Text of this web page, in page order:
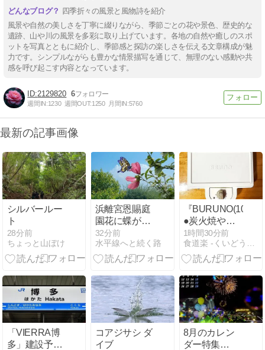
四季折々の風景と風物詩を紹介
風景や自然の美しさを丁寧に綴りながら、季節ごとの花や景色、歴史的な
遺跡、山や川の風景を多彩に取り上げています。各地の自然や癒しのスポ
ットを写真とともに紹介し、季節感と探訪の楽しさを伝える文章構成が魅
力です。シンプルながらも豊かな情景描写を通じて、無理のない感動や共
感を呼び起こす内容となっています。
2129820 6
週間IN:1230 週間OUT:1250 月間IN:5760
最新の記事画像
シルバールー
ト
28分前
ちょっと山ぼけ
浜離宮恩賜庭
園花に蝶が止
まってた撮り
損ねの画像を
加工してみま
32分前
水平線へと続く路
『BURUNO(10)』
●炭火焼やき
とりhs
1時間30分前
食道楽 -くいどうらく-
「VIERRA博
多」建設予定
コアジサシ ダ
イブ
8月のカレン
ダー特集